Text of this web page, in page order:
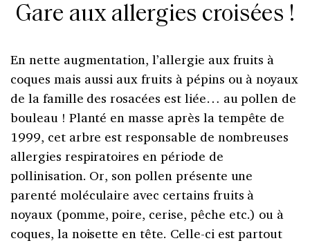
Gare aux allergies croisées !
En nette augmentation, l’allergie aux fruits à
coques mais aussi aux fruits à pépins ou à noyaux
de la famille des rosacées est liée… au pollen de
bouleau ! Planté en masse après la tempête de
1999, cet arbre est responsable de nombreuses
allergies respiratoires en période de
pollinisation. Or, son pollen présente une
parenté moléculaire avec certains fruits à
noyaux (pomme, poire, cerise, pêche etc.) ou à
coques, la noisette en tête. Celle-ci est partout